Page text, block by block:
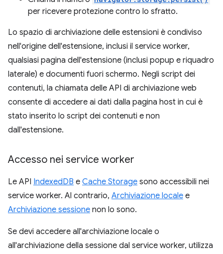
per ricevere protezione contro lo sfratto.
Lo spazio di archiviazione delle estensioni è condiviso
nell'origine dell'estensione, inclusi il service worker,
qualsiasi pagina dell'estensione (inclusi popup e riquadro
laterale) e documenti fuori schermo. Negli script dei
contenuti, la chiamata delle API di archiviazione web
consente di accedere ai dati dalla pagina host in cui è
stato inserito lo script dei contenuti e non
dall'estensione.
Accesso nei service worker
Le API IndexedDB e Cache Storage sono accessibili nei
service worker. Al contrario, Archiviazione locale e
Archiviazione sessione non lo sono.
Se devi accedere all'archiviazione locale o
all'archiviazione della sessione dal service worker, utilizza